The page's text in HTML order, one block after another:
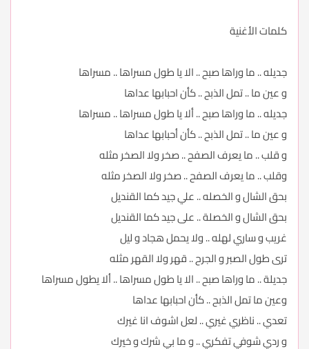
كلمات الأغنية
جديله .. ما وراها صبح .. الا يا طول مسراها .. مسراها
و عين ما .. تمل الذبح .. كأن احبابها عداها
جديله .. ما وراها صبح .. ألا يا طول مسراها .. مسراها
و عين ما .. تمل الذبح .. كأن أحبابها عداها
و قلب .. ما يعرف الصفح .. صخر ولا الصخر مثله
وقلب .. ما يعرف الصفح .. صخر ولا الصخر مثله
بحق الشال و الخصله .. علي جيد كما القنديل
بحق الشال و الخصلة .. على جيد كما القنديل
غريب و ساري لهله .. ولا يحمل هجاد و ليل
ترى طول الصبر و الجرح .. قهر ولا القهر مثله
جديلة .. ما وراها صبح .. الا يا طول مسراها .. ألا يطول مسراها
وعين ما تمل الذبح .. كأن احبابها عداها
تعدي .. ناظري غيري .. لعل اشوف انا غيرك
و ردي شوفي تفكري .. و ما بي شرك و خيرك